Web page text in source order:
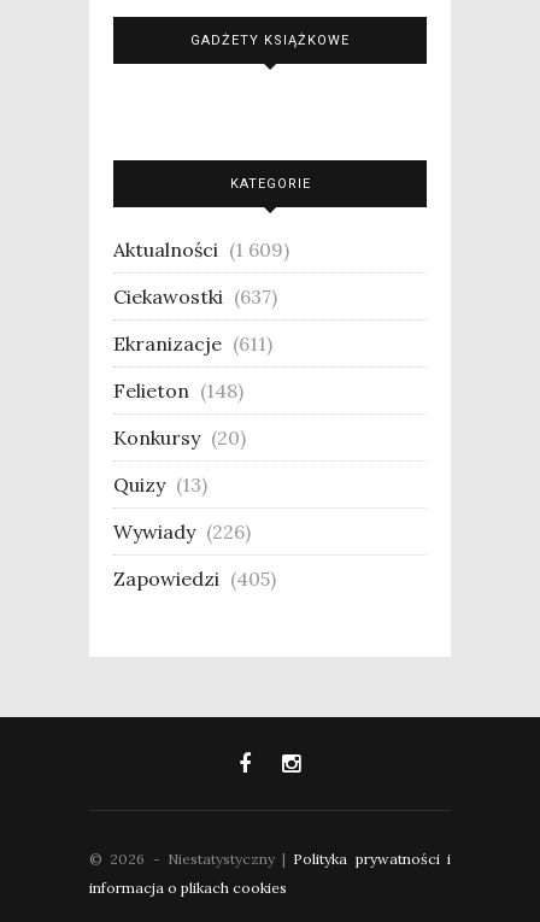
GADŻETY KSIĄŻKOWE
KATEGORIE
Aktualności (1 609)
Ciekawostki (637)
Ekranizacje (611)
Felieton (148)
Konkursy (20)
Quizy (13)
Wywiady (226)
Zapowiedzi (405)
© 2026 - Niestatystyczny | Polityka prywatności i
informacja o plikach cookies